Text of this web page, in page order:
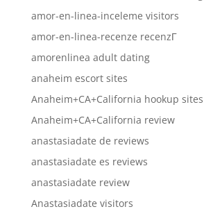
amor-en-linea-inceleme visitors
amor-en-linea-recenze recenzГ­
amorenlinea adult dating
anaheim escort sites
Anaheim+CA+California hookup sites
Anaheim+CA+California review
anastasiadate de reviews
anastasiadate es reviews
anastasiadate review
Anastasiadate visitors